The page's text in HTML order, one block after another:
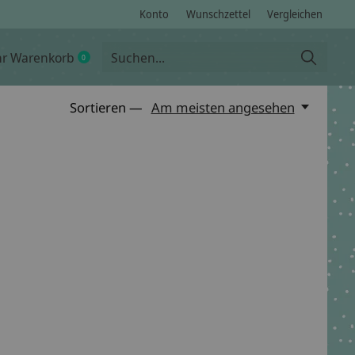
Konto Wunschzettel Vergleichen
Warenkorb 0items
Sortieren — Am meisten angesehen